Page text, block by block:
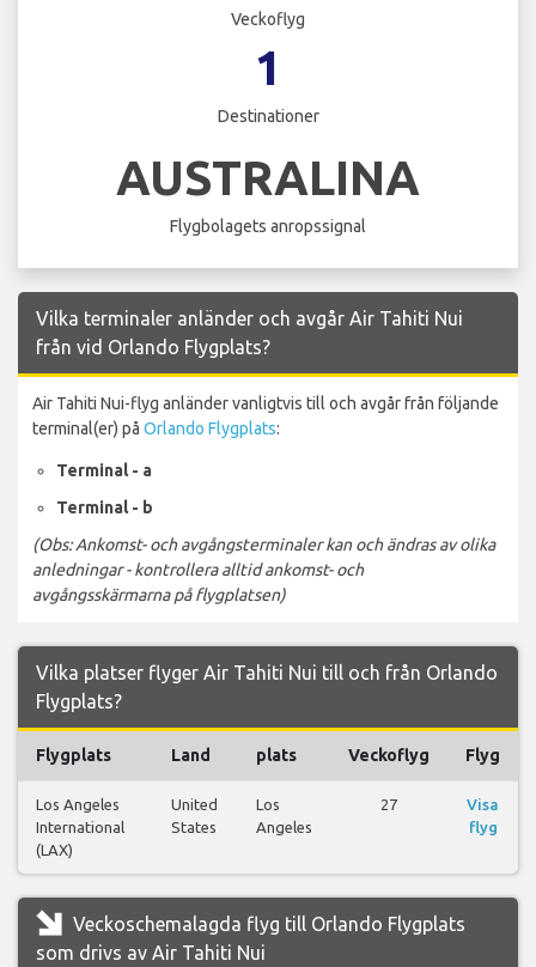
Veckoflyg
1
Destinationer
AUSTRALINA
Flygbolagets anropssignal
Vilka terminaler anländer och avgår Air Tahiti Nui
från vid Orlando Flygplats?
Air Tahiti Nui-flyg anländer vanligtvis till och avgår från följande
terminal(er) på Orlando Flygplats:
Terminal - a
Terminal - b
(Obs: Ankomst- och avgångsterminaler kan och ändras av olika
anledningar - kontrollera alltid ankomst- och
avgångsskärmarna på flygplatsen)
Vilka platser flyger Air Tahiti Nui till och från Orlando
Flygplats?
Flygplats Land plats Veckoflyg Flyg
Los Angeles
International
(LAX)
United
States
Los
Angeles
27
Visa
flyg
Veckoschemalagda flyg till Orlando Flygplats
som drivs av Air Tahiti Nui